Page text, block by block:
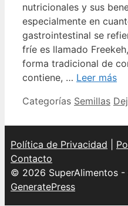
nutricionales y sus
especialmente en
gastrointestinal se
fríe es llamado
forma tradicional de
contiene, … Leer más
Categorías Semillas
Política de Privacidad
Contacto
© 2026 SuperAlimentos -
GeneratePress